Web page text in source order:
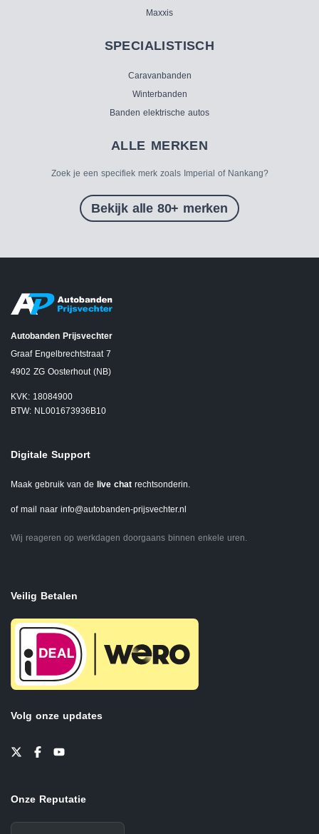
Maxxis
SPECIALISTISCH
Caravanbanden
Winterbanden
Banden elektrische autos
ALLE MERKEN
Zoek je een specifiek merk zoals Imperial of Nankang?
Bekijk alle 80+ merken
Autobanden Prijsvechter
Graaf Engelbrechtstraat 7
4902 ZG Oosterhout (NB)
KVK: 18084900
BTW: NL001673936B10
Digitale Support
Maak gebruik van de live chat rechtsonderin.
of mail naar info@autobanden-prijsvechter.nl
Wij reageren op werkdagen doorgaans binnen enkele uren.
Veilig Betalen
Volg onze updates
Onze Reputatie